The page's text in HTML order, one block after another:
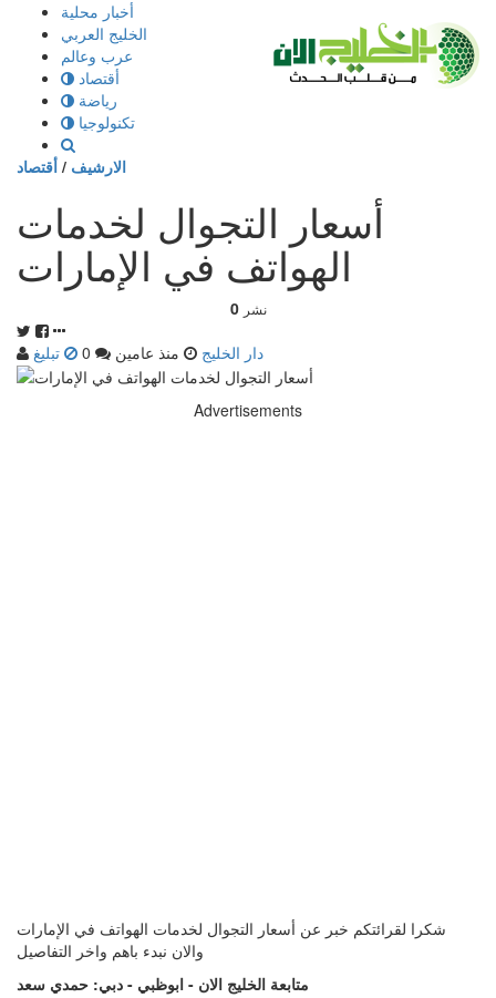
إذهب
المحتوى
أخبار محلية
الخليج العربي
عرب وعالم
أقتصاد
رياضة
تكنولوجيا
الارشيف / أقتصاد
أسعار التجوال لخدمات
الهواتف في الإمارات
0 نشر
دار الخليج منذ عامين تبليغ
Advertisements
شكرا لقرائتكم خبر عن أسعار التجوال لخدمات الهواتف في الإمارات
والان نبدء باهم واخر التفاصيل
متابعة الخليج الان - ابوظبي - دبي: حمدي سعد